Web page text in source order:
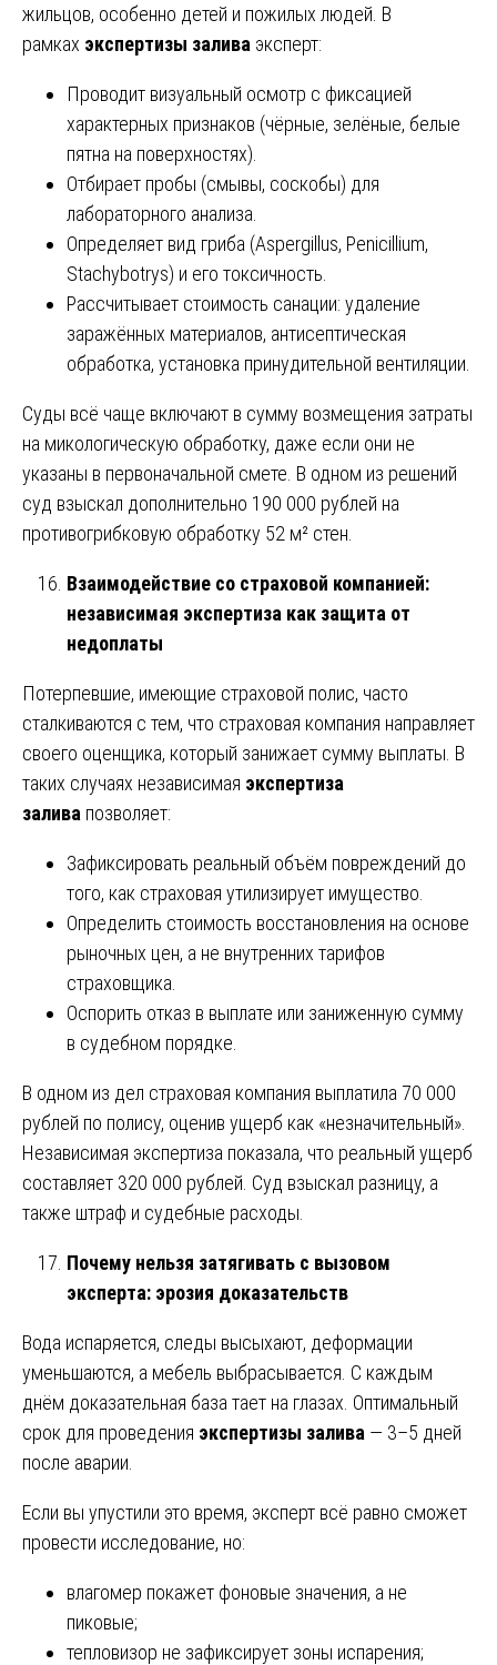
жильцов, особенно детей и пожилых людей. В
рамках экспертизы залива эксперт:
Проводит визуальный осмотр с фиксацией
характерных признаков (чёрные, зелёные, белые
пятна на поверхностях).
Отбирает пробы (смывы, соскобы) для
лабораторного анализа.
Определяет вид гриба (Aspergillus, Penicillium,
Stachybotrys) и его токсичность.
Рассчитывает стоимость санации: удаление
заражённых материалов, антисептическая
обработка, установка принудительной вентиляции.
Суды всё чаще включают в сумму возмещения затраты
на микологическую обработку, даже если они не
указаны в первоначальной смете. В одном из решений
суд взыскал дополнительно 190 000 рублей на
противогрибковую обработку 52 м² стен.
Взаимодействие со страховой компанией:
независимая экспертиза как защита от
недоплаты
Потерпевшие, имеющие страховой полис, часто
сталкиваются с тем, что страховая компания направляет
своего оценщика, который занижает сумму выплаты. В
таких случаях независимая экспертиза
залива позволяет:
Зафиксировать реальный объём повреждений до
того, как страховая утилизирует имущество.
Определить стоимость восстановления на основе
рыночных цен, а не внутренних тарифов
страховщика.
Оспорить отказ в выплате или заниженную сумму
в судебном порядке.
В одном из дел страховая компания выплатила 70 000
рублей по полису, оценив ущерб как «незначительный».
Независимая экспертиза показала, что реальный ущерб
составляет 320 000 рублей. Суд взыскал разницу, а
также штраф и судебные расходы.
Почему нельзя затягивать с вызовом
эксперта: эрозия доказательств
Вода испаряется, следы высыхают, деформации
уменьшаются, а мебель выбрасывается. С каждым
днём доказательная база тает на глазах. Оптимальный
срок для проведения экспертизы залива — 3–5 дней
после аварии.
Если вы упустили это время, эксперт всё равно сможет
провести исследование, но:
влагомер покажет фоновые значения, а не
пиковые;
тепловизор не зафиксирует зоны испарения;